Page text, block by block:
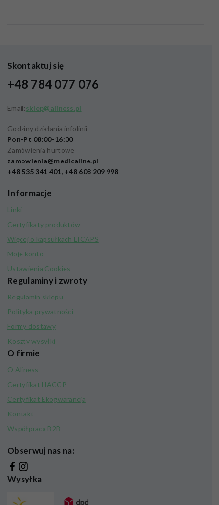
Skontaktuj się
+48 784 077 076
Email:sklep@aliness.pl
Godziny działania infolinii
Pon-Pt 08:00-16:00
Zamówienia hurtowe
zamowienia@medicaline.pl
+48 535 341 401, +48 608 209 998
Informacje
Linki
Certyfikaty produktów
Więcej o kapsułkach LICAPS
Moje konto
Ustawienia Cookies
Regulaminy i zwroty
Regulamin sklepu
Polityka prywatności
Formy dostawy
Koszty wysyłki
O firmie
O Aliness
Certyfikat HACCP
Certyfikat Ekogwarancja
Kontakt
Współpraca B2B
Obserwuj nas na:
Wysyłka